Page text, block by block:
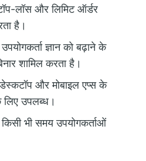
लॉस और लिमिट ऑर्डर
है।
उपयोगकर्ता ज्ञान को बढ़ाने के
शामिल करता है।
और मोबाइल एप्स के
लिए उपलब्ध।
किसी भी समय उपयोगकर्ताओं